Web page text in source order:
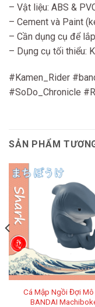
– Vật liệu: ABS &
– Cement và Paint
– Cần dụng cụ để
– Dụng cụ tối thiểu:
#Kamen_Rider
#SoDo_Chronicle
SẢN PHẨM
Cá Mập Ngồi Đợi Mô
BANDAI